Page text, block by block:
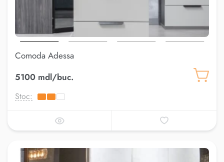
Comoda Adessa
5100 mdl/buc.
Stoc: